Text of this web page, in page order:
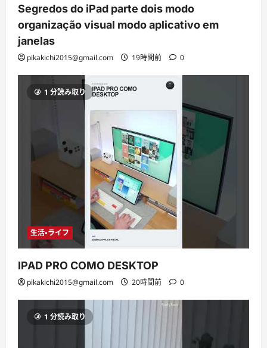
Segredos do iPad parte dois modo
organização visual modo aplicativo em
janelas
pikakichi2015@gmail.com 19時間前 0
1 分読み取り
生活・ライフ
IPAD PRO COMO DESKTOP
pikakichi2015@gmail.com 20時間前 0
1 分読み取り